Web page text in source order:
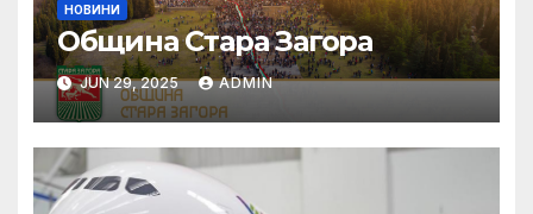
НОВИНИ
Община Стара Загора
JUN 29, 2025 ADMIN